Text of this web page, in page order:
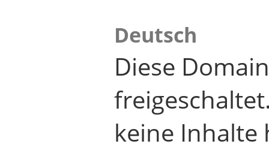
Deutsch
Diese
keine Inhalte